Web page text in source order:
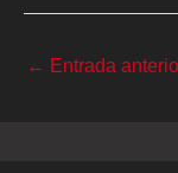
← Entrada